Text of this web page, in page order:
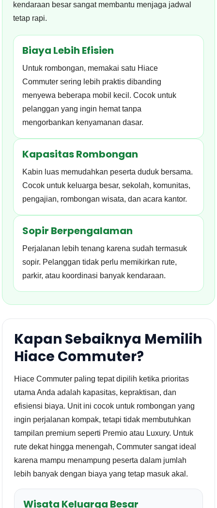
kendaraan besar sangat membantu menjaga jadwal
tetap rapi.
Biaya Lebih Efisien
Untuk rombongan, memakai satu Hiace
Commuter sering lebih praktis dibanding
menyewa beberapa mobil kecil. Cocok untuk
pelanggan yang ingin hemat tanpa
mengorbankan kenyamanan dasar.
Kapasitas Rombongan
Kabin luas memudahkan peserta duduk bersama.
Cocok untuk keluarga besar, sekolah, komunitas,
pengajian, rombongan wisata, dan acara kantor.
Sopir Berpengalaman
Perjalanan lebih tenang karena sudah termasuk
sopir. Pelanggan tidak perlu memikirkan rute,
parkir, atau koordinasi banyak kendaraan.
Kapan Sebaiknya Memilih
Hiace Commuter?
Hiace Commuter paling tepat dipilih ketika prioritas
utama Anda adalah kapasitas, kepraktisan, dan
efisiensi biaya. Unit ini cocok untuk rombongan yang
ingin perjalanan kompak, tetapi tidak membutuhkan
tampilan premium seperti Premio atau Luxury. Untuk
rute dekat hingga menengah, Commuter sangat ideal
karena mampu menampung peserta dalam jumlah
lebih banyak dengan biaya yang tetap masuk akal.
Wisata Keluarga Besar